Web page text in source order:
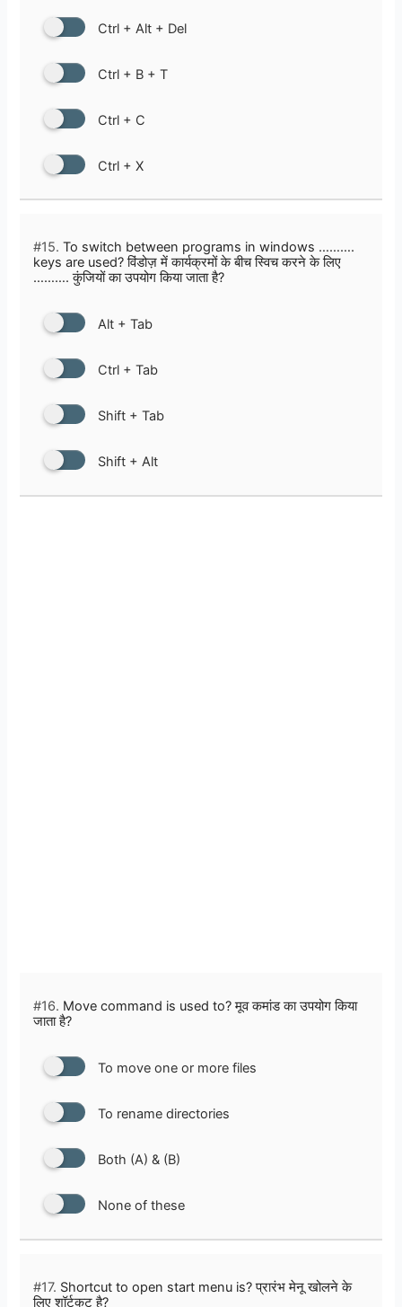
Ctrl + Alt + Del
Ctrl + B + T
Ctrl + C
Ctrl + X
#15. To switch between programs in windows ……….
keys are used? विंडोज़ में कार्यक्रमों के बीच स्विच करने के लिए
………. कुंजियों का उपयोग किया जाता है?
Alt + Tab
Ctrl + Tab
Shift + Tab
Shift + Alt
#16. Move command is used to? मूव कमांड का उपयोग किया
जाता है?
To move one or more files
To rename directories
Both (A) & (B)
None of these
#17. Shortcut to open start menu is? प्रारंभ मेनू खोलने के
लिए शॉर्टकट है?